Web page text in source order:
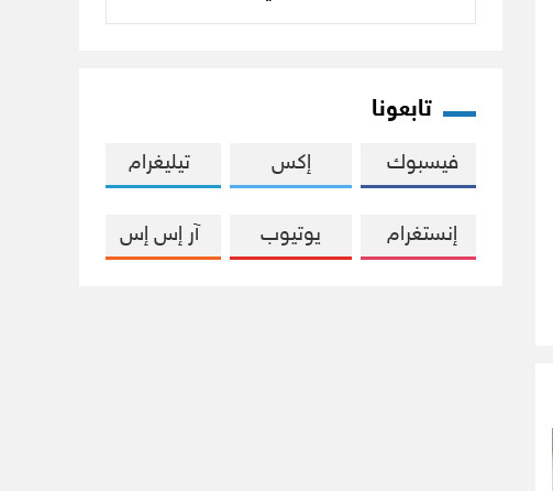
تابعونا
فيسبوك إكس تيليغرام
إنستغرام يوتيوب آر إس إس